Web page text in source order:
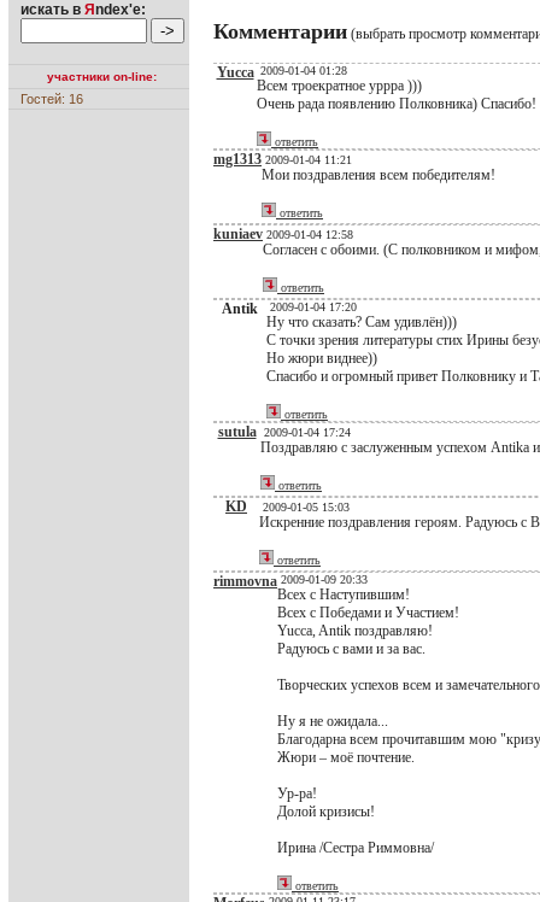
искать в Я ndex'е:
участники on-line:
Гостей: 16
Комментарии (выбрать просмотр
Yucca 2009-01-04 01:28
Всем троекратное уррра )))
Очень рада появлению Полковника) Спасибо!
ответить
mg1313 2009-01-04 11:21
Мои поздравления всем победителям!
ответить
kuniaev 2009-01-04 12:58
Согласен с обоими. (С полковником и
ответить
Antik 2009-01-04 17:20
Ну что сказать? Сам удивлён)))
С точки зрения литературы стих Ирины
Но жюри виднее))
Спасибо и огромный привет Полковнику и
ответить
sutula 2009-01-04 17:24
Поздравляю с заслуженным успехом Antika
ответить
KD 2009-01-05 15:03
Искренние поздравления героям. Радуюсь с
ответить
rimmovna 2009-01-09 20:33
Всех с Наступившим!
Всех с Победами и Участием!
Yucca, Antik поздравляю!
Радуюсь с вами и за вас.
Творческих успехов всем и
Ну я не ожидала...
Благодарна всем прочитавшим мою
Жюри – моё почтение.
Ур-ра!
Долой кризисы!
Ирина /Сестра Риммовна/
ответить